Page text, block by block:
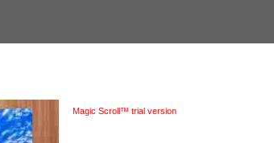
Magic Scroll™ trial version